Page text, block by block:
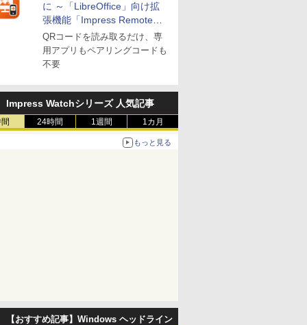
に ～「LibreOffice」向け拡
張機能「Impress Remote」
が公開
QRコードを読み取るだけ、専
用アプリもペアリングコードも
不要
Impress Watchシリーズ 人気記事
24時間 1週間 1カ月
もっと見る
【おすすめ記事】Windows ヘッドライン